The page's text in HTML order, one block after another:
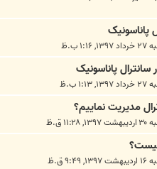
پاناسونیک
ب.ظ
پاناسونیک
ب.ظ
مدیریت نماییم؟
ق.ظ
ق.ظ